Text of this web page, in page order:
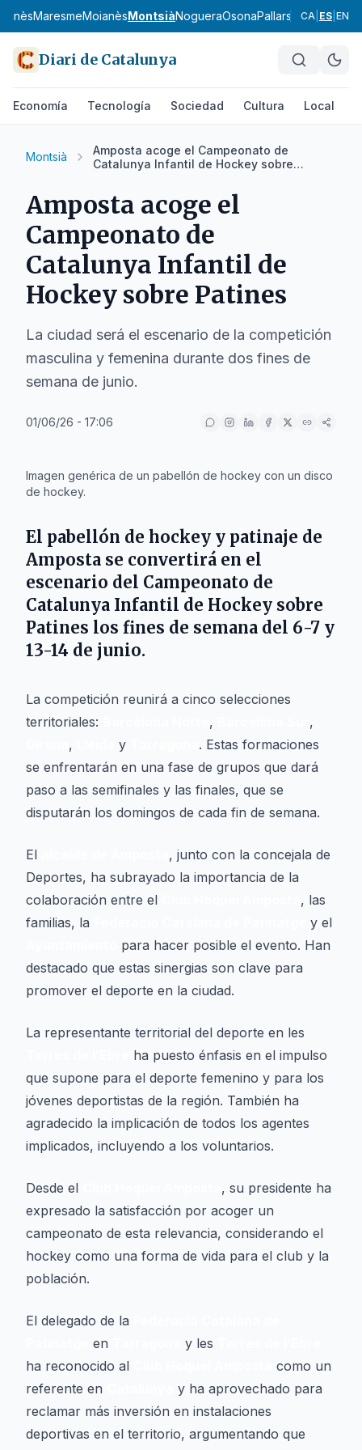
MaresmeMoianèsMontsiàNogueraOsonaPallars Jussà
CA ES EN
Diari de Catalunya
Economía Tecnología Sociedad Cultura Local
Montsià
Amposta acoge el Campeonato de
Catalunya Infantil de Hockey sobre
Amposta acoge el
Campeonato de
Catalunya Infantil de
Hockey sobre Patines
La ciudad será el escenario de la competición
masculina y femenina durante dos fines de
semana de junio.
01/06/26 - 17:06
Imagen genérica de un pabellón de hockey con un disco
de hockey.
El pabellón de hockey y patinaje de
Amposta se convertirá en el
escenario del Campeonato de
Catalunya Infantil de Hockey sobre
Patines los fines de semana del 6-7 y
13-14 de junio.
La competición reunirá a cinco selecciones
territoriales:
,
,
, y
. Estas formaciones
se enfrentarán en una fase de grupos que dará
paso a las semifinales y las finales, que se
disputarán los domingos de cada fin de semana.
El
, junto con la concejala de
Deportes, ha subrayado la importancia de la
colaboración entre el
, las
familias, la
y el
para hacer posible el evento. Han
destacado que estas sinergias son clave para
promover el deporte en la ciudad.
La representante territorial del deporte en les
ha puesto énfasis en el impulso
que supone para el deporte femenino y para los
jóvenes deportistas de la región. También ha
agradecido la implicación de todos los agentes
implicados, incluyendo a los voluntarios.
Desde el
, su presidente ha
expresado la satisfacción por acoger un
campeonato de esta relevancia, considerando el
hockey como una forma de vida para el club y la
población.
El delegado de la
en y les
ha reconocido al
como un
referente en
y ha aprovechado para
reclamar más inversión en instalaciones
deportivas en el territorio, argumentando que